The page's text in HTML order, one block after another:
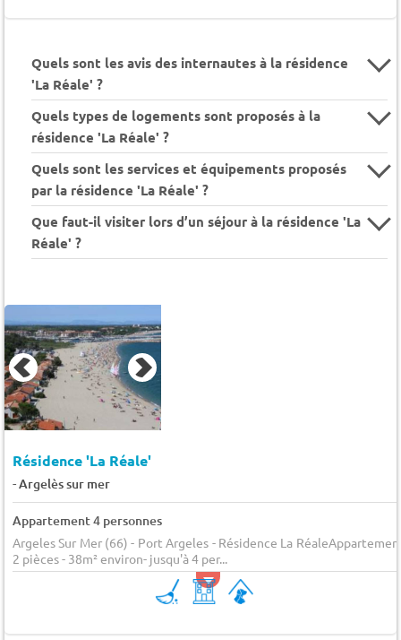
Quels sont les avis des internautes à la résidence
'La Réale' ?
Quels types de logements sont proposés à la
résidence 'La Réale' ?
Quels sont les services et équipements proposés
par la résidence 'La Réale' ?
Que faut-il visiter lors d’un séjour à la résidence 'La
Réale' ?
Résidence 'La Réale'
-Argelès sur mer
Appartement 4 personnes
Argeles Sur Mer (66) - Port Argeles - Résidence La
2 pièces - 38m² environ- jusqu'à 4 per...